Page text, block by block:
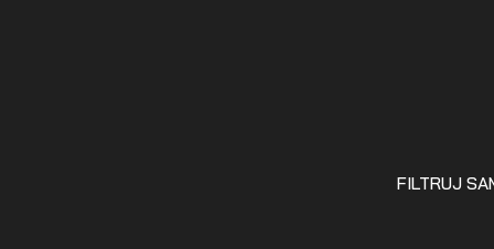
FILTRUJ